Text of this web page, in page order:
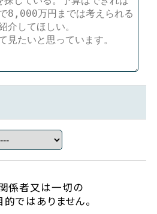
係者又は一切の
ではありません。